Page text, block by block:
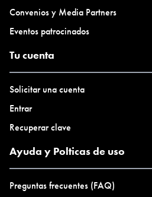
Convenios y Media Partners
Eventos patrocinados
Tu cuenta
Solicitar una cuenta
Entrar
Recuperar clave
Ayuda y Polticas de uso
Preguntas frecuentes (FAQ)